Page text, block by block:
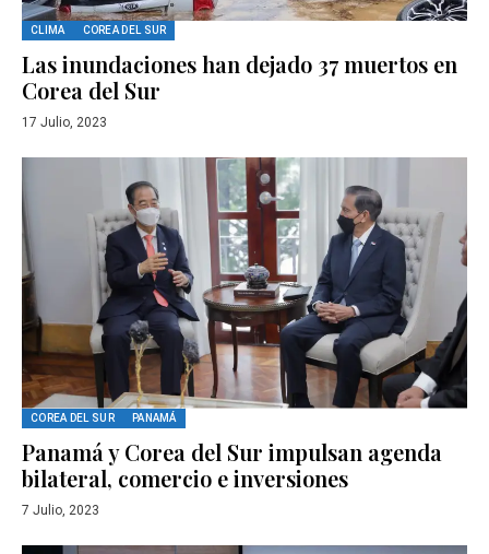
CLIMA COREA DEL SUR
Las inundaciones han dejado 37 muertos en
Corea del Sur
17 Julio, 2023
COREA DEL SUR PANAMÁ
Panamá y Corea del Sur impulsan agenda
bilateral, comercio e inversiones
7 Julio, 2023